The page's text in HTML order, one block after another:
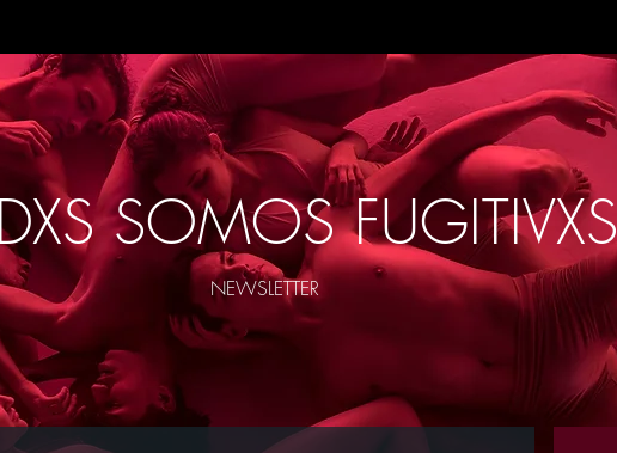
SOMOS FUGITIVXS
NEWSLETTER